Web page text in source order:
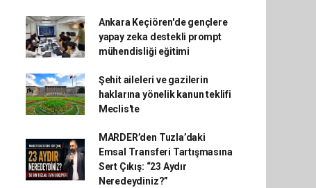
Ankara Keçiören'de gençlere
yapay zeka destekli prompt
mühendisliği eğitimi
Şehit aileleri ve gazilerin
haklarına yönelik kanun teklifi
Meclis'te
MARDER’den Tuzla’daki
Emsal Transferi Tartışmasına
Sert Çıkış: “23 Aydır
Neredeydiniz?”